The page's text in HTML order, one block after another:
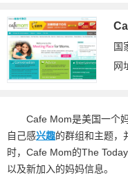
国
网
Cafe Mom是美国一个
自己感兴趣的群组和主题，
时，Cafe Mom的The
以及新加入的妈妈信息。